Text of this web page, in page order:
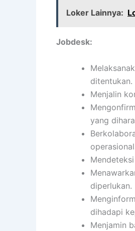
Loker Lainnya:
Jobdesk:
ditentukan.
Menjalin
yang
diperlukan.
dihadapi
Menjamin